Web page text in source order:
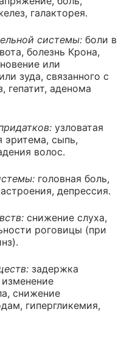
галакторея.
системы: боли в
болезнь Крона,
или
зуда, связанного с
гепатит, аденома
узловатая
эритема, сыпь,
волос.
головная боль,
депрессия.
снижение слуха,
роговицы (при
задержка
снижение
гипергликемия,